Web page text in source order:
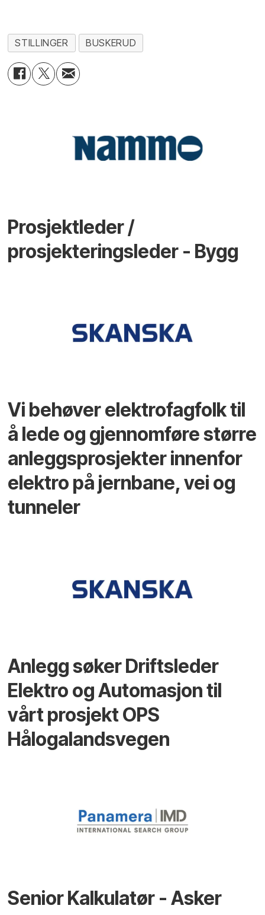
STILLINGER BUSKERUD
Prosjektleder /
prosjekteringsleder - Bygg
Vi behøver elektrofagfolk til
å lede og gjennomføre større
anleggsprosjekter innenfor
elektro på jernbane, vei og
tunneler
Anlegg søker Driftsleder
Elektro og Automasjon til
vårt prosjekt OPS
Hålogalandsvegen
Senior Kalkulatør - Asker